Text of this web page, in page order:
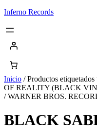
Saltar
contenido
Inferno Records
Inicio / Productos
OF REALITY (BLACK
/ WARNER BROS.
BLACK